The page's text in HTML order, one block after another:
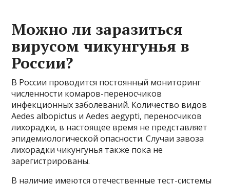
Можно ли заразиться
вирусом чикунгунья в
России?
В России проводится постоянный мониторинг
численности комаров-переносчиков
инфекционных заболеваний. Количество видов
Aedes albopictus и Aedes aegypti, переносчиков
лихорадки, в настоящее время не представляет
эпидемиологической опасности. Случаи завоза
лихорадки чикунгунья также пока не
зарегистрированы.
В наличие имеются отечественные тест-системы